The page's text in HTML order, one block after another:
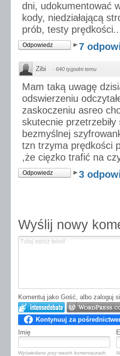
dni, udokumentować
kody, niedziałającą
prób, testy
Odpowiedz 7
Zibi · 640 tygodni temu
Mam taką uwagę
odswierzeniu
zaskoczeniu asreo
skutecnie
bezmyślnej
tzn trzyma prędkości
,że cięzko trafić na
Odpowiedz 3
Wyślij nowy
Komentuj jako Gość, albo zaloguj
Imię
Wyświetlane przy twoich komentarzach.